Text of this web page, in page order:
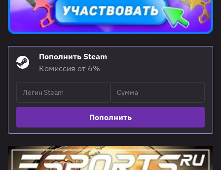
Пополнить Steam
Комиссия от 6%
Пополнить